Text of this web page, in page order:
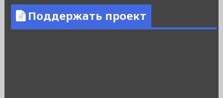
Поддержать проект